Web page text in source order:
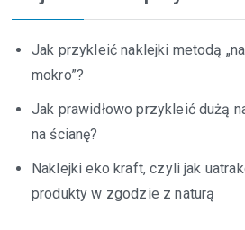
Jak przykleić naklejki metodą „na
mokro”?
Jak prawidłowo przykleić dużą
na ścianę?
Naklejki eko kraft, czyli jak
produkty w zgodzie z naturą